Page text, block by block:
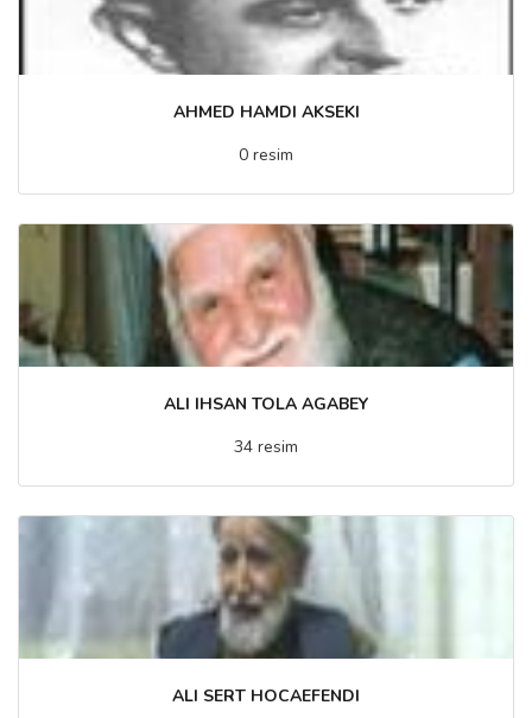
AHMED HAMDI AKSEKI
0 resim
ALI IHSAN TOLA AGABEY
34 resim
ALI SERT HOCAEFENDI